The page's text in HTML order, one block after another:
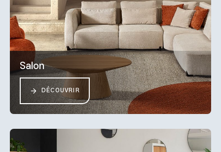
Salon
DÉCOUVRIR